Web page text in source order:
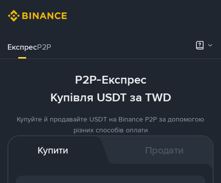
ЕкспресP2P
P2P-Експрес
Купівля USDT за TWD
Купуйте й продавайте USDT на Binance P2P за допомогою
різних способів оплати
Купити Продати